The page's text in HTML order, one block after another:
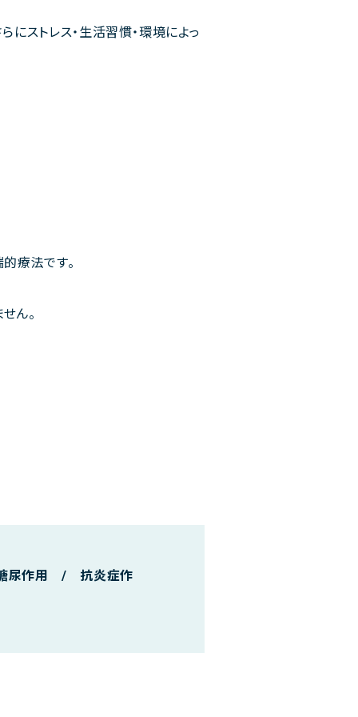
ストレス・生活習慣・環境によっ
療法です。
ん。
尿作用 / 抗炎症作